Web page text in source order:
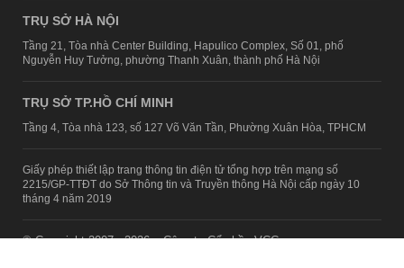
TRỤ SỞ HÀ NỘI
Tầng 21, Tòa nhà Center Building, Hapulico Complex, Số 01, phố
Nguyễn Huy Tưởng, phường Thanh Xuân, thành phố Hà Nội
TRỤ SỞ TP.HỒ CHÍ MINH
Tầng 4, Tòa nhà 123, số 127 Võ Văn Tần, Phường Xuân Hòa, TPHCM
Giấy phép thiết lập trang thông tin điện tử tổng hợp trên mạng số
2215/GP-TTĐT do Sở Thông tin và Truyền thông Hà Nội cấp ngày 10
tháng 4 năm 2019
© Copyright 2007 - 2026 – Công ty Cổ phần VCCorp